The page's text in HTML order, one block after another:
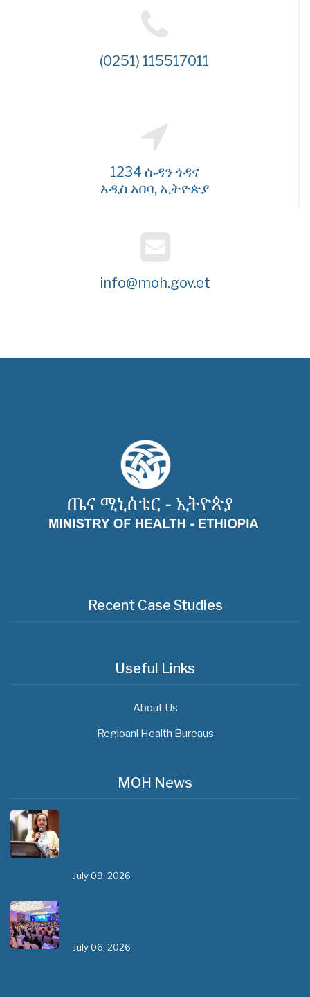
(0251) 115517011
1234 ሱዳን ጎዳና
አዲስ አበባ, ኢትዮጵያ
info@moh.gov.et
Recent Case Studies
Useful Links
About Us
Regioanl Health Bureaus
MOH News
July 09, 2026
July 06, 2026